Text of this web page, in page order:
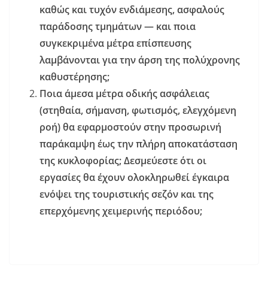
καθώς και τυχόν ενδιάμεσης, ασφαλούς
παράδοσης τμημάτων — και ποια
συγκεκριμένα μέτρα επίσπευσης
λαμβάνονται για την άρση της πολύχρονης
καθυστέρησης;
Ποια άμεσα μέτρα οδικής ασφάλειας
(στηθαία, σήμανση, φωτισμός, ελεγχόμενη
ροή) θα εφαρμοστούν στην προσωρινή
παράκαμψη έως την πλήρη αποκατάσταση
της κυκλοφορίας; Δεσμεύεστε ότι οι
εργασίες θα έχουν ολοκληρωθεί έγκαιρα
ενόψει της τουριστικής σεζόν και της
επερχόμενης χειμερινής περιόδου;